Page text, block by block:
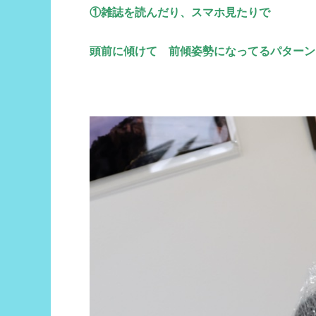
①雑誌を読んだり、スマホ見たりで
頭前に傾けて 前傾姿勢になってるパター